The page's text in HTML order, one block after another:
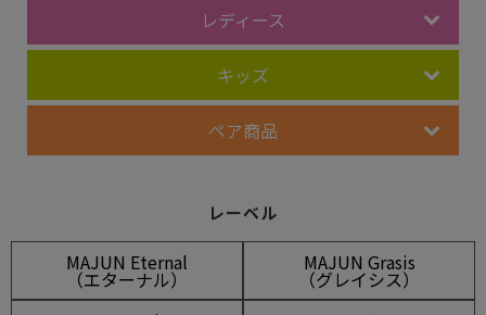
レディース
キッズ
ペア商品
レーベル
MAJUN Eternal
（エターナル）
MAJUN Grasis
（グレイシス）